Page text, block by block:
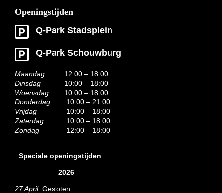
Openingstijden
Q-Park Stadsplein
Q-Park Schouwburg
Maandag
12:00 – 18:00
Dinsdag
10:00 – 18:00
Woensdag
10:00 – 18:00
Donderdag
10:00 – 21:00
Vrijdag
10:00 – 18:00
Zaterdag
10:00 – 18:00
Zondag
12:00 – 18:00
Speciale openingstijden
2026
27 AprilGesloten